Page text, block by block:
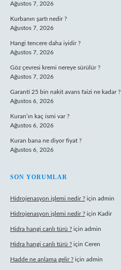
Ağustos 7, 2026
Kurbanın şartı nedir ?
Ağustos 7, 2026
Hangi tencere daha iyidir ?
Ağustos 7, 2026
Göz çevresi kremi nereye sürülür ?
Ağustos 7, 2026
Garanti 25 bin nakit avans faizi ne kadar ?
Ağustos 6, 2026
Kuran’ın kaç ismi var ?
Ağustos 6, 2026
Kuran bana ne diyor fiyat ?
Ağustos 6, 2026
SON YORUMLAR
Hidrojenasyon işlemi nedir ? için admin
Hidrojenasyon işlemi nedir ? için Kadir
Hidra hangi canlı türü ? için admin
Hidra hangi canlı türü ? için Ceren
Hadde ne anlama gelir ? için admin